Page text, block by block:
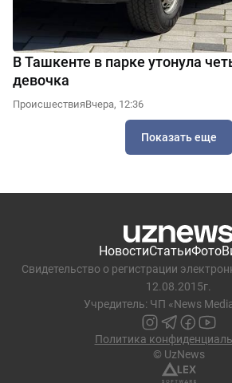
В Ташкенте в парке утонула
девочка
ПроисшествияВчера, 12:36
Показать еще
НовостиСтатьиФото
Свидетельство о регистрации
12.08.2015г.
Учредитель: ЧП «News
Политика
© UzNews